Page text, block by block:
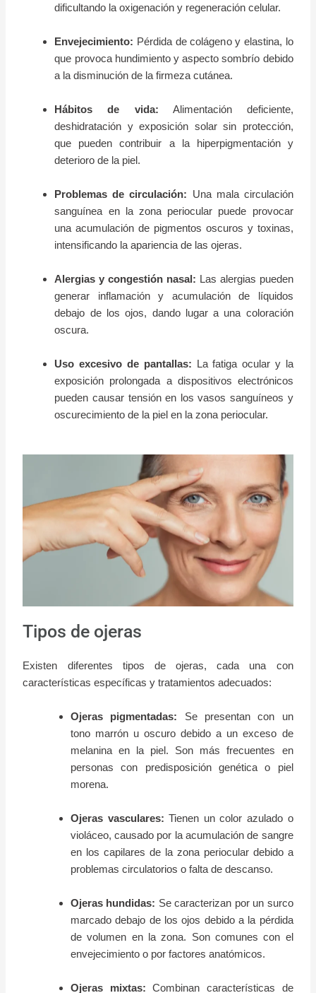
dificultando la oxigenación y regeneración celular.
Envejecimiento: Pérdida de colágeno y elastina, lo
que provoca hundimiento y aspecto sombrío debido
a la disminución de la firmeza cutánea.
Hábitos de vida: Alimentación deficiente,
deshidratación y exposición solar sin protección,
que pueden contribuir a la hiperpigmentación y
deterioro de la piel.
Problemas de circulación: Una mala circulación
sanguínea en la zona periocular puede provocar
una acumulación de pigmentos oscuros y toxinas,
intensificando la apariencia de las ojeras.
Alergias y congestión nasal: Las alergias pueden
generar inflamación y acumulación de líquidos
debajo de los ojos, dando lugar a una coloración
oscura.
Uso excesivo de pantallas: La fatiga ocular y la
exposición prolongada a dispositivos electrónicos
pueden causar tensión en los vasos sanguíneos y
oscurecimiento de la piel en la zona periocular.
Tipos de ojeras
Existen diferentes tipos de ojeras, cada una con
características específicas y tratamientos adecuados:
Ojeras pigmentadas: Se presentan con un
tono marrón u oscuro debido a un exceso de
melanina en la piel. Son más frecuentes en
personas con predisposición genética o piel
morena.
Ojeras vasculares: Tienen un color azulado o
violáceo, causado por la acumulación de sangre
en los capilares de la zona periocular debido a
problemas circulatorios o falta de descanso.
Ojeras hundidas: Se caracterizan por un surco
marcado debajo de los ojos debido a la pérdida
de volumen en la zona. Son comunes con el
envejecimiento o por factores anatómicos.
Ojeras mixtas: Combinan características de